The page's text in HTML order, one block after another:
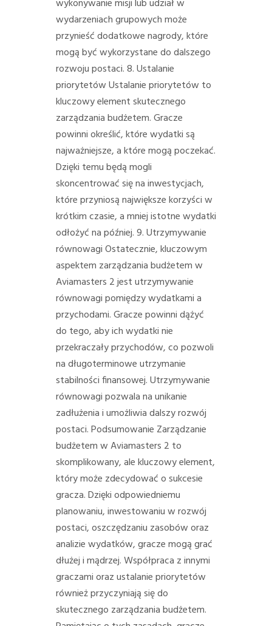
wykonywanie misji lub udział w
wydarzeniach grupowych może
przynieść dodatkowe nagrody, które
mogą być wykorzystane do dalszego
rozwoju postaci. 8. Ustalanie
priorytetów Ustalanie priorytetów to
kluczowy element skutecznego
zarządzania budżetem. Gracze
powinni określić, które wydatki są
najważniejsze, a które mogą poczekać.
Dzięki temu będą mogli
skoncentrować się na inwestycjach,
które przyniosą największe korzyści w
krótkim czasie, a mniej istotne wydatki
odłożyć na później. 9. Utrzymywanie
równowagi Ostatecznie, kluczowym
aspektem zarządzania budżetem w
Aviamasters 2 jest utrzymywanie
równowagi pomiędzy wydatkami a
przychodami. Gracze powinni dążyć
do tego, aby ich wydatki nie
przekraczały przychodów, co pozwoli
na długoterminowe utrzymanie
stabilności finansowej. Utrzymywanie
równowagi pozwala na unikanie
zadłużenia i umożliwia dalszy rozwój
postaci. Podsumowanie Zarządzanie
budżetem w Aviamasters 2 to
skomplikowany, ale kluczowy element,
który może zdecydować o sukcesie
gracza. Dzięki odpowiedniemu
planowaniu, inwestowaniu w rozwój
postaci, oszczędzaniu zasobów oraz
analizie wydatków, gracze mogą grać
dłużej i mądrzej. Współpraca z innymi
graczami oraz ustalanie priorytetów
również przyczyniają się do
skutecznego zarządzania budżetem.